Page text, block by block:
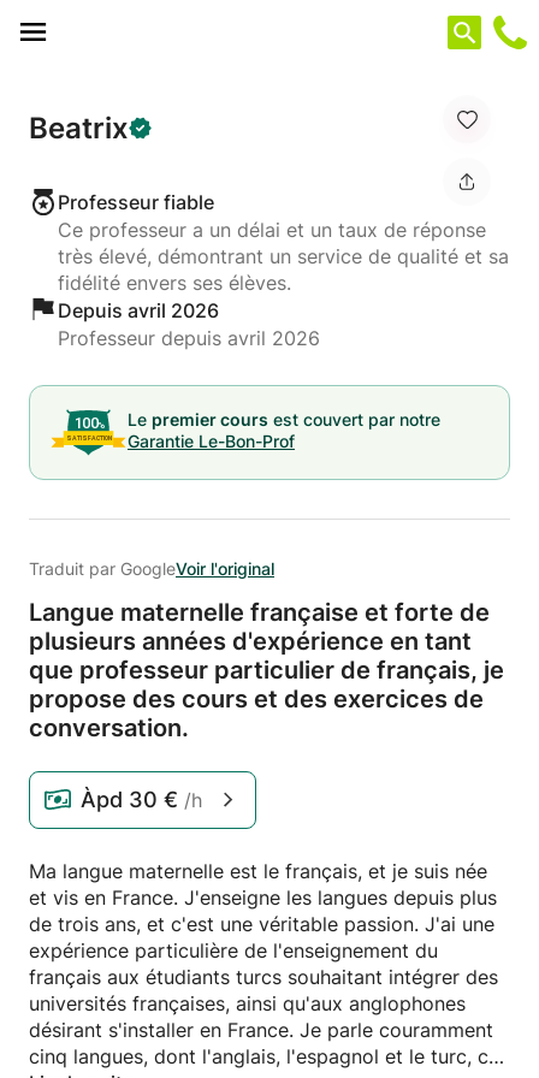
Beatrix
Professeur fiable
Ce professeur a un délai et un taux de réponse
très élevé, démontrant un service de qualité et sa
fidélité envers ses élèves.
Depuis avril 2026
Professeur depuis avril 2026
Le premier cours est couvert par notre
Garantie Le-Bon-Prof
Traduit par GoogleVoir l'original
Langue maternelle française et forte de
plusieurs années d'expérience en tant
que professeur particulier de français, je
propose des cours et des exercices de
conversation.
Àpd 30 € /h
Ma langue maternelle est le français, et je suis née
et vis en France. J'enseigne les langues depuis plus
de trois ans, et c'est une véritable passion. J'ai une
expérience particulière de l'enseignement du
français aux étudiants turcs souhaitant intégrer des
universités françaises, ainsi qu'aux anglophones
désirant s'installer en France. Je parle couramment
cinq langues, dont l'anglais, l'espagnol et le turc, ce